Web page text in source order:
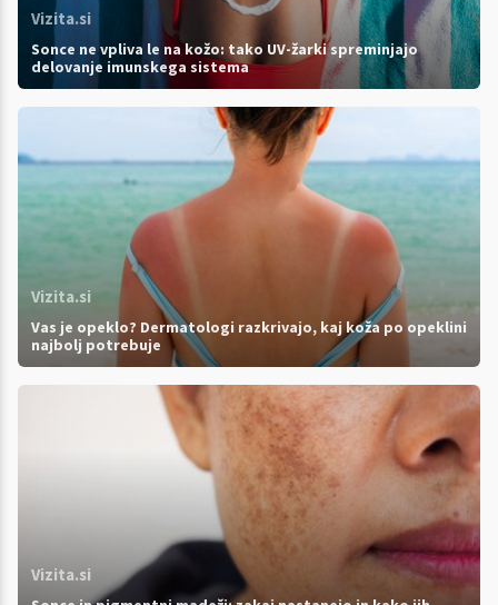
Vizita.si
Sonce ne vpliva le na kožo: tako UV-žarki spreminjajo
delovanje imunskega sistema
Vizita.si
Vas je opeklo? Dermatologi razkrivajo, kaj koža po opeklini
najbolj potrebuje
Vizita.si